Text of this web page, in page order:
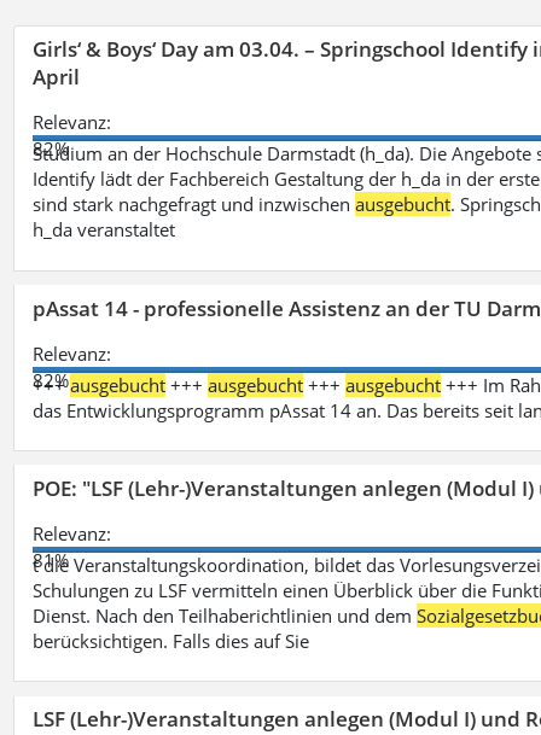
Girls‘ & Boys‘ Day am 03.04. – Springschool
April
Relevanz:
82%
Studium an der Hochschule Darmstadt (h_da). Die
Identify lädt der Fachbereich Gestaltung der h_da in der
sind stark nachgefragt und inzwischenausgebucht.
h_da veranstaltet
pAssat 14 - professionelle Assistenz an der TU
Relevanz:
82%
+++ausgebucht +++ausgebucht +++ausgebucht +++ Im
das Entwicklungsprogramm pAssat 14 an. Das bereits seit
POE: "LSF (Lehr-)Veranstaltungen anlegen (Modul
Relevanz:
81%
t die Veranstaltungskoordination, bildet das
Schulungen zu LSF vermitteln einen Überblick über die
Dienst. Nach den Teilhaberichtlinien und dem
berücksichtigen. Falls dies auf Sie
LSF (Lehr-)Veranstaltungen anlegen (Modul I) und